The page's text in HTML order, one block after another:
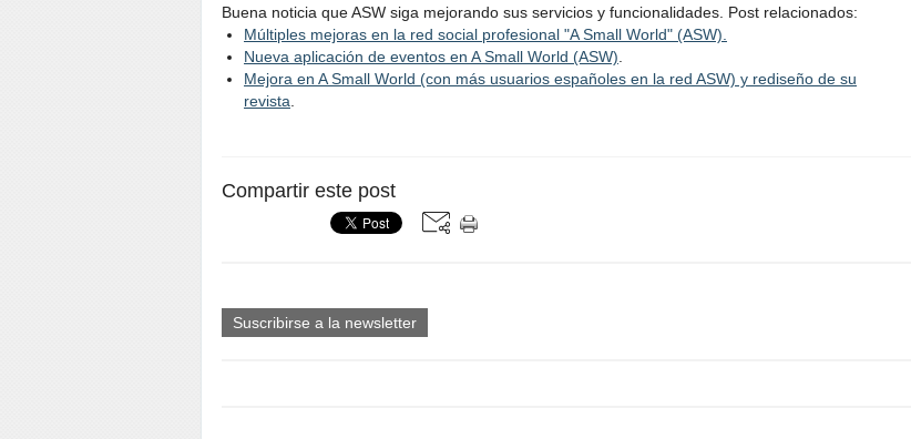
Buena noticia que ASW siga mejorando sus servicios y funcionalidades. Post relacionados:
Múltiples mejoras en la red social profesional "A Small World" (ASW).
Nueva aplicación de eventos en A Small World (ASW)
Mejora en A Small World (con más usuarios españoles en la red ASW) y rediseño de su
revista
Compartir este post
Suscribirse a la newsletter